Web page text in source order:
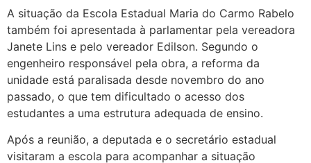
A situação da Escola Estadual Maria do Carmo Rabelo
também foi apresentada à parlamentar pela vereadora
Janete Lins e pelo vereador Edilson. Segundo o
engenheiro responsável pela obra, a reforma da
unidade está paralisada desde novembro do ano
passado, o que tem dificultado o acesso dos
estudantes a uma estrutura adequada de ensino.
Após a reunião, a deputada e o secretário estadual
visitaram a escola para acompanhar a situação